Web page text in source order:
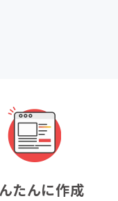
たんに作成